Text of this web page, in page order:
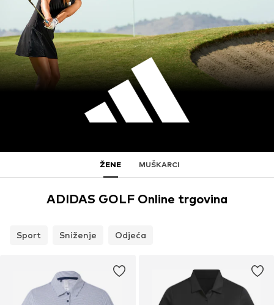
ŽENE MUŠKARCI
ADIDAS GOLF Online trgovina
Sport Sniženje Odjeća